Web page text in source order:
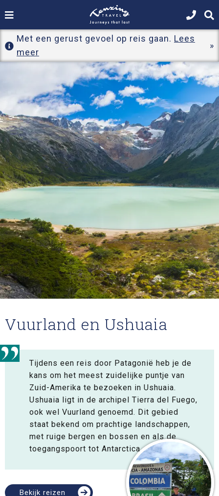
Met een gerust gevoel op reis gaan. Lees
meer
Vuurland en Ushuaia
Tijdens een reis door Patagonië heb je de
kans om het meest zuidelijke puntje van
Zuid-Amerika te bezoeken in Ushuaia.
Ushuaia ligt in de archipel Tierra del Fuego,
ook wel Vuurland genoemd. Dit gebied
staat bekend om prachtige landschappen,
met ruige bergen en bossen en als de
toegangspoort tot Antarctica.
Bekijk reizen